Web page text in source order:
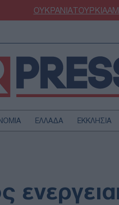
ΟΥΚΡΑΝΙΑΤΟΥΡΚΙΑ
ΕΛΛΑΔΑ ΕΚΚΛΗΣΙΑ